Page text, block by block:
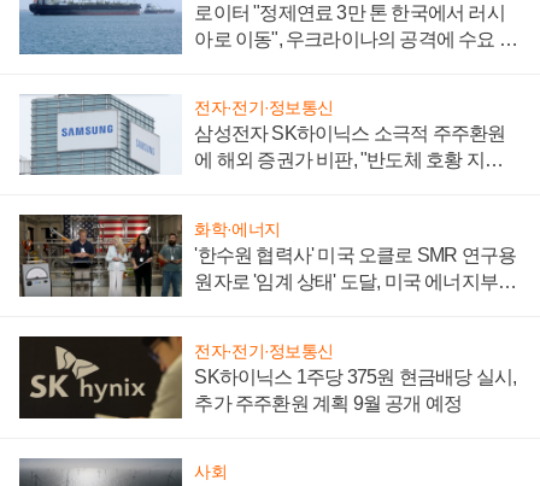
로이터 "정제연료 3만 톤 한국에서 러시
아로 이동", 우크라이나의 공격에 수요 늘
전자·전기·정보통신
삼성전자 SK하이닉스 소극적 주주환원
에 해외 증권가 비판, "반도체 호황 지속
화학·에너지
'한수원 협력사' 미국 오클로 SMR 연구용
원자로 '임계 상태' 도달, 미국 에너지부
전자·전기·정보통신
SK하이닉스 1주당 375원 현금배당 실시,
추가 주주환원 계획 9월 공개 예정
사회